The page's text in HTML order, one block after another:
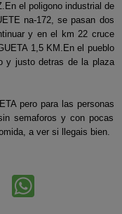
el poligono industrial de
na-172, se pasan dos
y en el km 22 cruce
1,5 KM.En el pueblo
y justo detras de la plaza
pero para las personas
semaforos y con pocas
a ver si llegais bien.